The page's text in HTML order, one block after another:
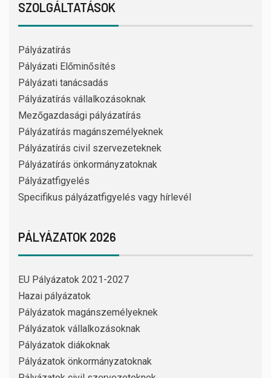
SZOLGÁLTATÁSOK
Pályázatírás
Pályázati Előminősítés
Pályázati tanácsadás
Pályázatírás vállalkozásoknak
Mezőgazdasági pályázatírás
Pályázatírás magánszemélyeknek
Pályázatírás civil szervezeteknek
Pályázatírás önkormányzatoknak
Pályázatfigyelés
Specifikus pályázatfigyelés vagy hírlevél
PÁLYÁZATOK 2026
EU Pályázatok 2021-2027
Hazai pályázatok
Pályázatok magánszemélyeknek
Pályázatok vállalkozásoknak
Pályázatok diákoknak
Pályázatok önkormányzatoknak